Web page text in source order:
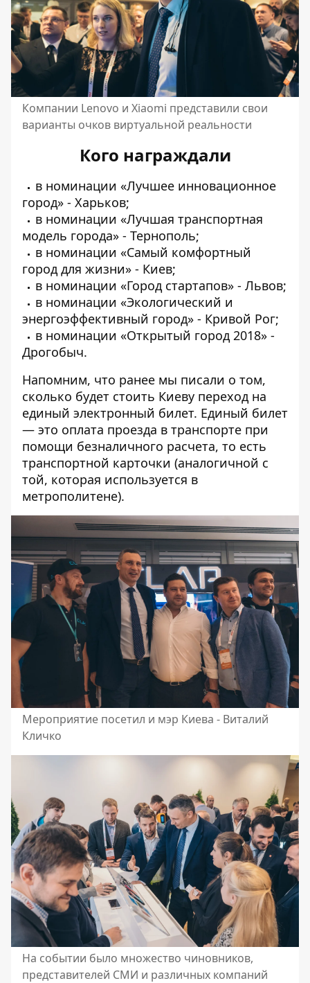
Компании Lenovo и Xiaomi представили свои
варианты очков виртуальной реальности
Кого награждали
в номинации «Лучшее инновационное
город» - Харьков;
в номинации «Лучшая транспортная
модель города» - Тернополь;
в номинации «Самый комфортный
город для жизни» - Киев;
в номинации «Город стартапов» - Львов;
в номинации «Экологический и
энергоэффективный город» - Кривой Рог;
в номинации «Открытый город 2018» -
Дрогобыч.
Напомним, что ранее мы писали о том,
сколько будет стоить Киеву переход на
единый электронный билет. Единый билет
— это оплата проезда в транспорте при
помощи безналичного расчета, то есть
транспортной карточки (аналогичной с
той, которая используется в
метрополитене).
Мероприятие посетил и мэр Киева - Виталий
Кличко
На событии было множество чиновников,
представителей СМИ и различных компаний